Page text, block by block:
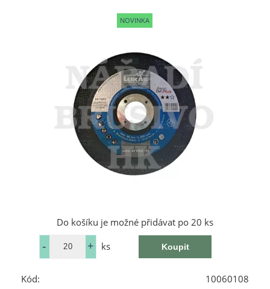
Do košíku je možné přidávat po 20 ks
ks
Kód:
10060108